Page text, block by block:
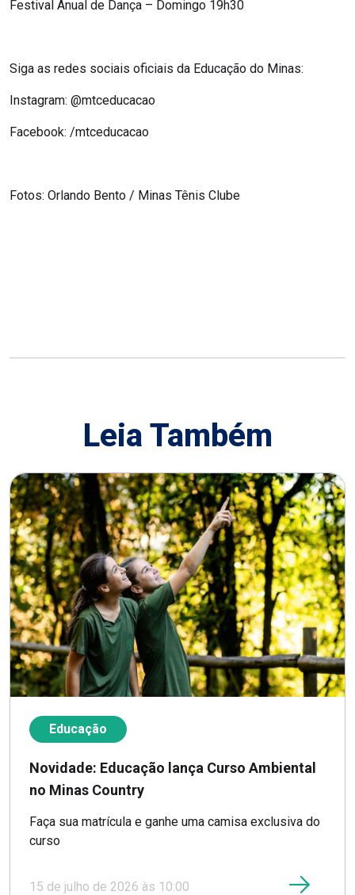
Festival Anual de Dança – Domingo 19h30
Siga as redes sociais oficiais da Educação do Minas:
Instagram: @mtceducacao
Facebook: /mtceducacao
Fotos: Orlando Bento / Minas Tênis Clube
Leia Também
Educação
Novidade: Educação lança Curso Ambiental
no Minas Country
Faça sua matrícula e ganhe uma camisa exclusiva do
curso
15 de julho de 2026 às 10:00